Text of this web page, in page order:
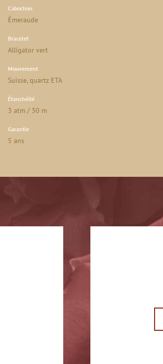
Cabochon
Émeraude
Bracelet
Alligator vert
Mouvement
Suisse, quartz ETA
Étanchéité
3 atm / 30 m
Garantie
5 ans